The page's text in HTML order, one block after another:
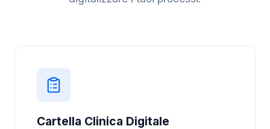
Cartella Clinica Digitale